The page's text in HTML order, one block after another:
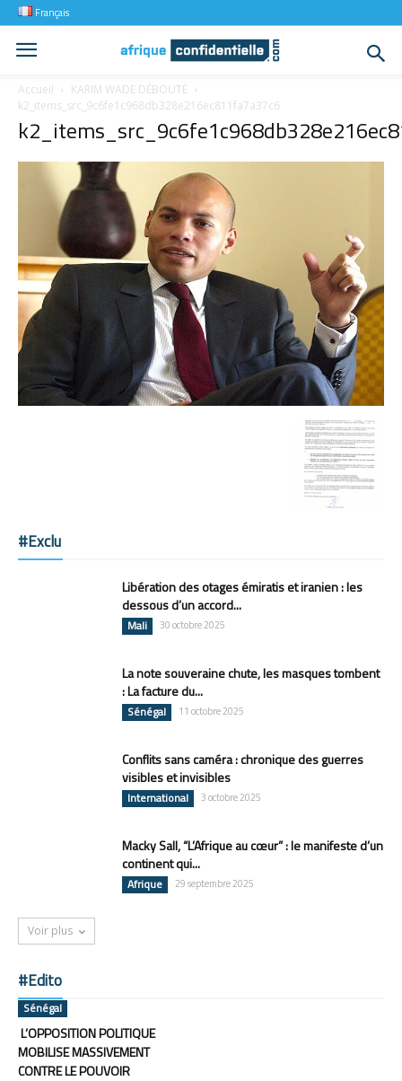
Français
Accueil
KARIM WADE DÉBOUTÉ
k2_items_src_9c6fe1c968db328e216ec811fa7a37c6
#Exclu
Libération des otages émiratis et iranien : les
dessous d’un accord...
Mali 30 octobre 2025
La note souveraine chute, les masques tombent
: La facture du...
Sénégal 11 octobre 2025
Conflits sans caméra : chronique des guerres
visibles et invisibles
International 3 octobre 2025
Macky Sall, “L’Afrique au cœur” : le manifeste d’un
continent qui...
Afrique 29 septembre 2025
Voir plus
#Edito
Sénégal
L’OPPOSITION POLITIQUE
MOBILISE MASSIVEMENT
CONTRE LE POUVOIR